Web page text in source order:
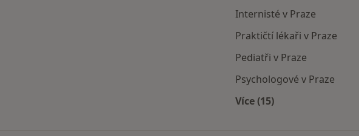
Internisté v Praze
Praktičtí lékaři v Praze
Pediatři v Praze
Psychologové v Praze
Více (15)